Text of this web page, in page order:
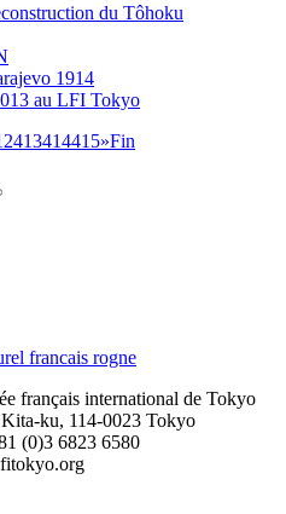
du Tôhoku
1914
au LFI Tokyo
413414415»Fin
français international de Tokyo
ku, 114-0023 Tokyo
(0)3 6823 6580